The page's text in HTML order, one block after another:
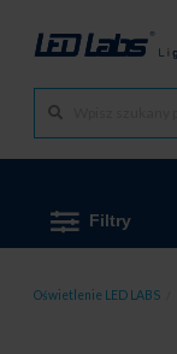
Filtry
Oświetlenie LED LABS